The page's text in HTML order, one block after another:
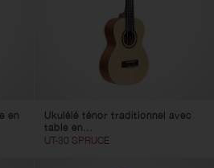
en
Ukulélé ténor traditionnel avec
table en...
UT-30 SPRUCE